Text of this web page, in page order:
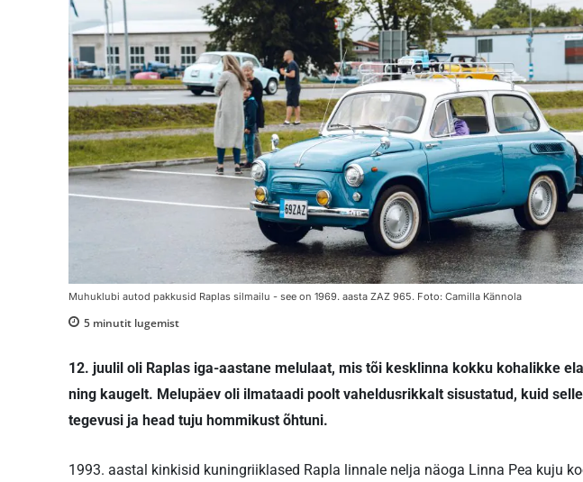
Muhuklubi autod pakkusid Raplas silmailu - see on 1969. aasta ZAZ 965. Foto: Camilla Kännola
5 minutit lugemist
12. juulil oli Raplas iga-aastane melulaat, mis tõi kesklinna kokku kohalikke
ning kaugelt. Melupäev oli ilmataadi poolt vaheldusrikkalt sisustatud, kuid
tegevusi ja head tuju hommikust õhtuni.
1993. aastal kinkisid kuningriiklased Rapla linnale nelja näoga Linna Pea kuju